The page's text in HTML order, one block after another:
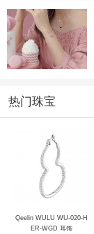
热门珠宝
Qeelin WULU WU-020-H
ER-WGD 耳饰